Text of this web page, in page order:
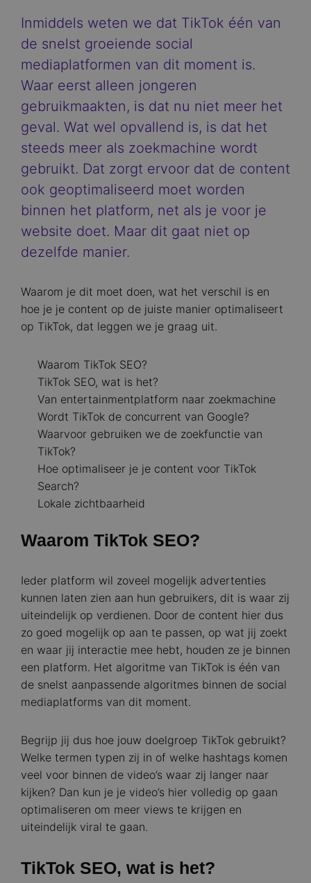
Inmiddels weten we dat TikTok één van
de snelst groeiende social
mediaplatformen van dit moment is.
Waar eerst alleen jongeren
gebruikmaakten, is dat nu niet meer het
geval. Wat wel opvallend is, is dat het
steeds meer als zoekmachine wordt
gebruikt. Dat zorgt ervoor dat de content
ook geoptimaliseerd moet worden
binnen het platform, net als je voor je
website doet. Maar dit gaat niet op
dezelfde manier.
Waarom je dit moet doen, wat het verschil is en
hoe je je content op de juiste manier optimaliseert
op TikTok, dat leggen we je graag uit.
Waarom TikTok SEO?
TikTok SEO, wat is het?
Van entertainmentplatform naar zoekmachine
Wordt TikTok de concurrent van Google?
Waarvoor gebruiken we de zoekfunctie van
TikTok?
Hoe optimaliseer je je content voor TikTok
Search?
Lokale zichtbaarheid
Waarom TikTok SEO?
Ieder platform wil zoveel mogelijk advertenties
kunnen laten zien aan hun gebruikers, dit is waar zij
uiteindelijk op verdienen. Door de content hier dus
zo goed mogelijk op aan te passen, op wat jij zoekt
en waar jij interactie mee hebt, houden ze je binnen
een platform. Het algoritme van TikTok is één van
de snelst aanpassende algoritmes binnen de social
mediaplatforms van dit moment.
Begrijp jij dus hoe jouw doelgroep TikTok gebruikt?
Welke termen typen zij in of welke hashtags komen
veel voor binnen de video’s waar zij langer naar
kijken? Dan kun je je video’s hier volledig op gaan
optimaliseren om meer views te krijgen en
uiteindelijk viral te gaan.
TikTok SEO, wat is het?